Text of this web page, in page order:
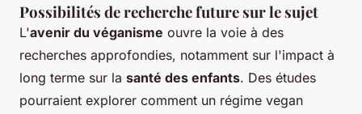
Possibilités de recherche future sur le sujet
L'avenir du véganisme ouvre la voie à des
recherches approfondies, notamment sur l'impact à
long terme sur la santé des enfants. Des études
pourraient explorer comment un régime vegan